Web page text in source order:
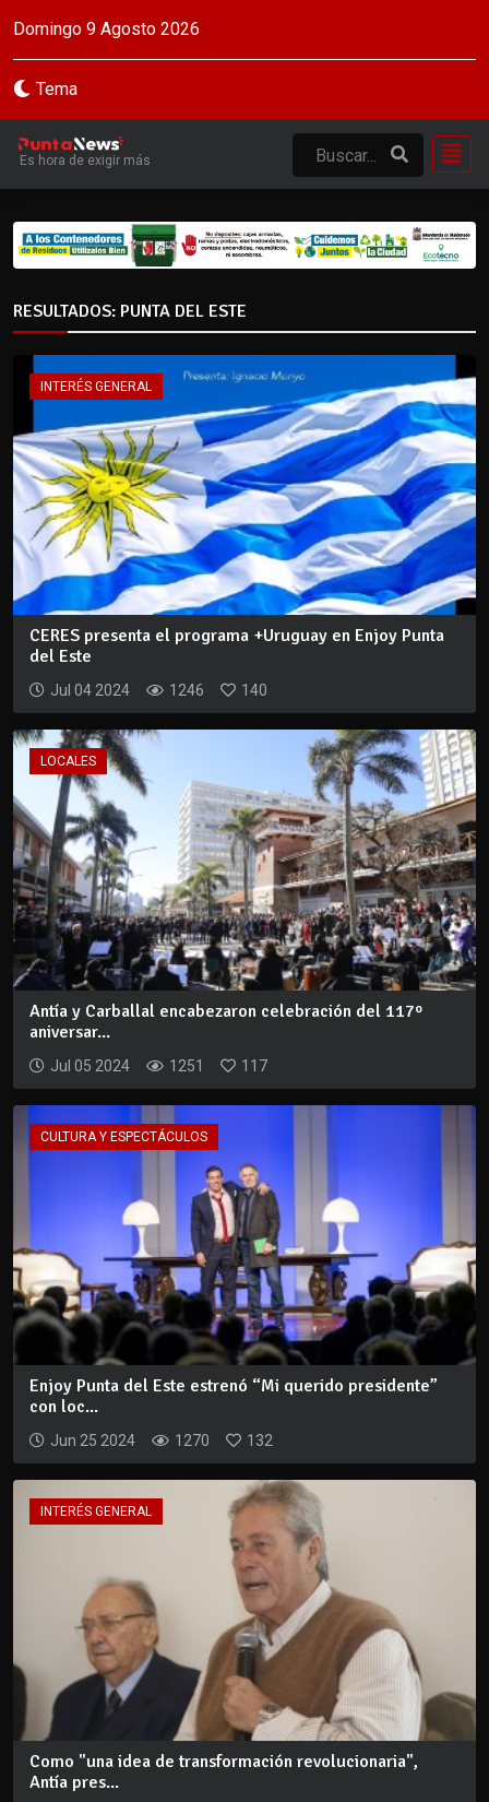
Domingo 9 Agosto 2026
Tema
Es hora de exigir más
RESULTADOS: PUNTA DEL ESTE
INTERÉS GENERAL
CERES presenta el programa +Uruguay en Enjoy Punta
del Este
Jul 04 2024 1246 140
LOCALES
Antía y Carballal encabezaron celebración del 117º
aniversar...
Jul 05 2024 1251 117
CULTURA Y ESPECTÁCULOS
Enjoy Punta del Este estrenó “Mi querido presidente”
con loc...
Jun 25 2024 1270 132
INTERÉS GENERAL
Como "una idea de transformación revolucionaria",
Antía pres...